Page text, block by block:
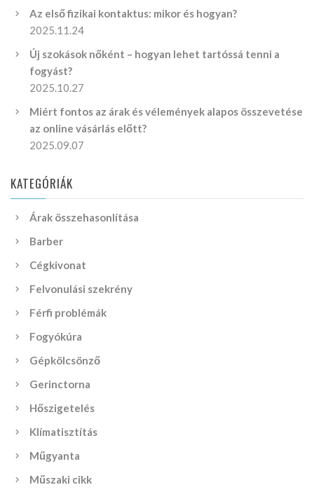
Az első fizikai kontaktus: mikor és hogyan?
2025.11.24
Új szokások nőként – hogyan lehet tartóssá tenni a
fogyást?
2025.10.27
Miért fontos az árak és vélemények alapos összevetése
az online vásárlás előtt?
2025.09.07
KATEGÓRIÁK
Árak összehasonlítása
Barber
Cégkivonat
Felvonulási szekrény
Férfi problémák
Fogyókúra
Gépkölcsönző
Gerinctorna
Hőszigetelés
Klímatisztítás
Műgyanta
Műszaki cikk